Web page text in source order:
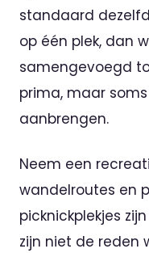
standaard
op één plek, dan
samengevoegd
prima, maar
aanbrengen.
Neem een
wandelroutes en
picknickplekjes
zijn niet de reden